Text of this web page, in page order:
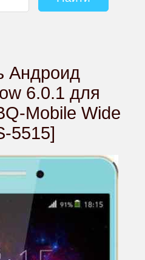
Андроид
6.0.1 для
Mobile Wide
5515]